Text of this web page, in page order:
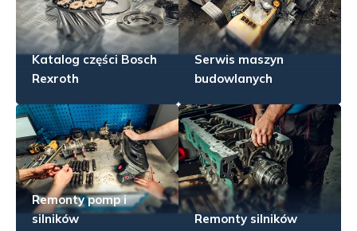
Katalog części Bosch
Rexroth
Serwis maszyn
budowlanych
Remonty pomp i
silników
Remonty silników